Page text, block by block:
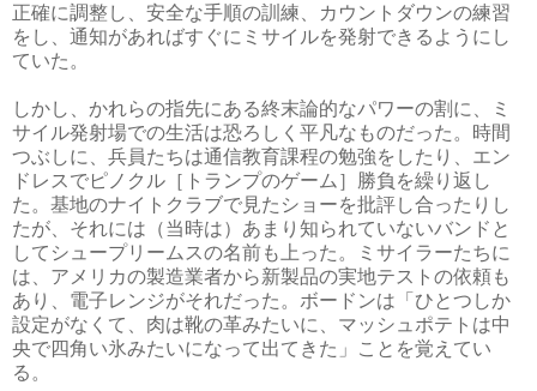
正確に調整し、安全な手順の訓練、カウントダウンの練習
をし、通知があればすぐにミサイルを発射できるようにし
ていた。
しかし、かれらの指先にある終末論的なパワーの割に、ミ
サイル発射場での生活は恐ろしく平凡なものだった。時間
つぶしに、兵員たちは通信教育課程の勉強をしたり、エン
ドレスでピノクル［トランプのゲーム］勝負を繰り返し
た。基地のナイトクラブで見たショーを批評し合ったりし
たが、それには（当時は）あまり知られていないバンドと
してシュープリームスの名前も上った。ミサイラーたちに
は、アメリカの製造業者から新製品の実地テストの依頼も
あり、電子レンジがそれだった。ボードンは「ひとつしか
設定がなくて、肉は靴の革みたいに、マッシュポテトは中
央で四角い氷みたいになって出てきた」ことを覚えてい
る。